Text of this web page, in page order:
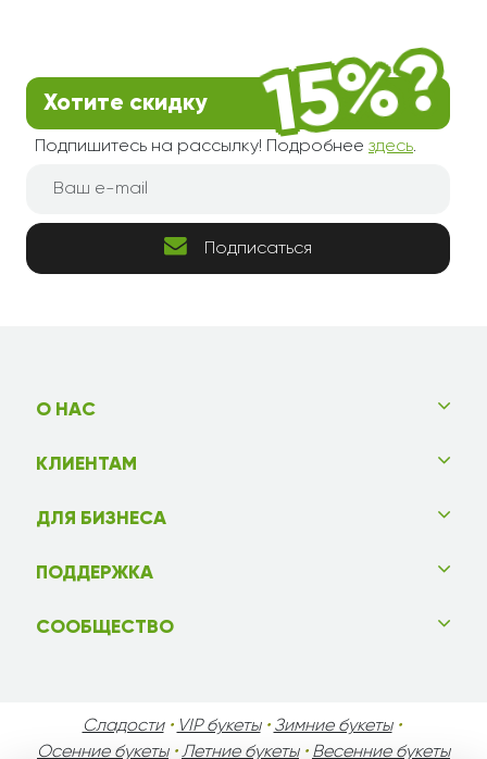
Хотите скидку
Подпишитесь на рассылку! Подробнее здесь.
Подписаться
О НАС
КЛИЕНТАМ
ДЛЯ БИЗНЕСА
ПОДДЕРЖКА
СООБЩЕСТВО
Сладости• VIP букеты• Зимние букеты•
Осенние букеты•Летние букеты• Весенние букеты